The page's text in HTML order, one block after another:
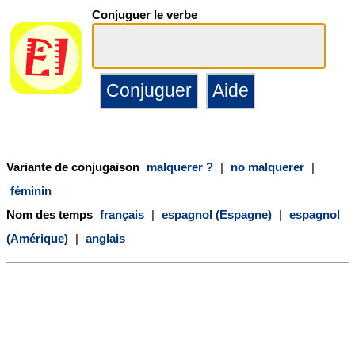
Conjuguer le verbe
Variante de conjugaison malquerer ? | no malquerer |
féminin
Nom des temps français | espagnol (Espagne) | espagnol
(Amérique) | anglais